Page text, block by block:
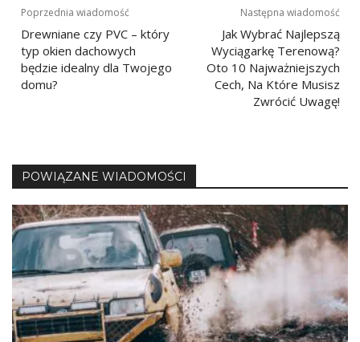
Nawigacja
wpisu
Poprzednia wiadomość
Drewniane czy PVC – który
typ okien dachowych
będzie idealny dla Twojego
domu?
Następna wiadomość
Jak Wybrać Najlepszą
Wyciągarkę Terenową?
Oto 10 Najważniejszych
Cech, Na Które Musisz
Zwrócić Uwagę!
POWIĄZANE WIADOMOŚCI